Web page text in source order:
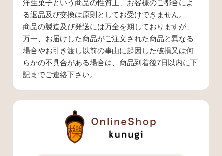
る返品及び交換は原則としてお受けできません。
商品の製造及び発送には万全を期しておりますが、
万一、お届けした商品がご注文された商品と異なる
場合やお引き渡し以前の事由に起因した破損又は何
らかの不具合がある場合は、商品到着後7日以内に下
記までご連絡下さい。